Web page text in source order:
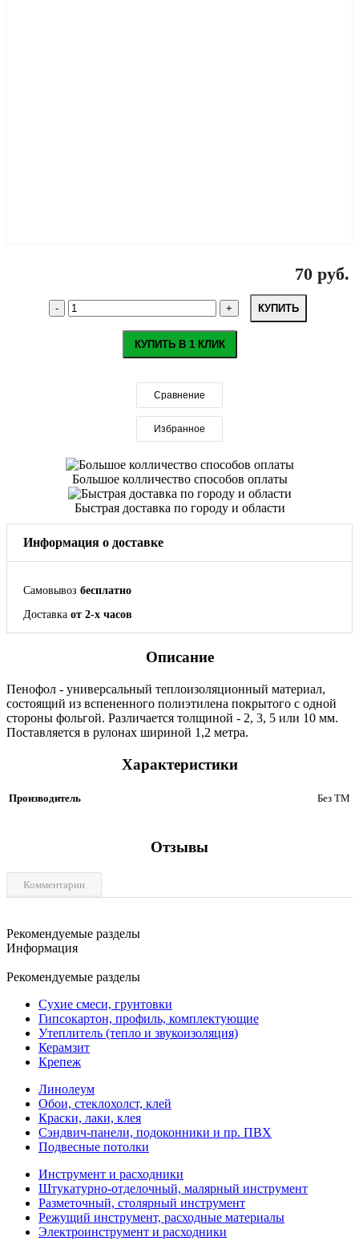
70 руб.
КУПИТЬ
КУПИТЬ В 1 КЛИК
Сравнение
Избранное
Большое колличество способов оплаты
Быстрая доставка по городу и области
Информация о доставке
Самовывоз бесплатно
Доставка от 2-х часов
Описание
Пенофол - универсальный теплоизоляционный материал,
состоящий из вспененного полиэтилена покрытого с одной
стороны фольгой. Различается толщиной - 2, 3, 5 или 10 мм.
Поставляется в рулонах шириной 1,2 метра.
Характеристики
Производитель Без ТМ
Отзывы
Комментарии
Рекомендуемые разделы
Информация
Рекомендуемые разделы
Сухие смеси, грунтовки
Гипсокартон, профиль, комплектующие
Утеплитель (тепло и звукоизоляция)
Керамзит
Крепеж
Линолеум
Обои, стеклохолст, клей
Краски, лаки, клея
Сэндвич-панели, подоконники и пр. ПВХ
Подвесные потолки
Инструмент и расходники
Штукатурно-отделочный, малярный инструмент
Разметочный, столярный инструмент
Режущий инструмент, расходные материалы
Электроинструмент и расходники